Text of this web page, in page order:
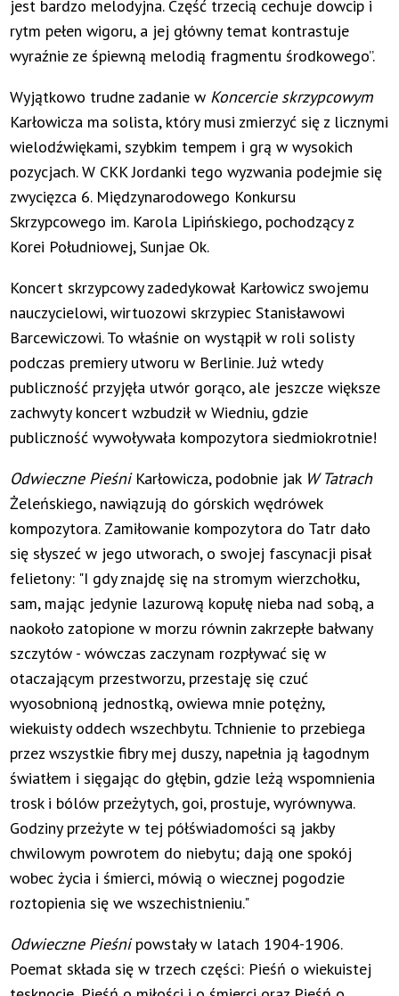
jest bardzo melodyjna. Część trzecią cechuje dowcip i
rytm pełen wigoru, a jej główny temat kontrastuje
wyraźnie ze śpiewną melodią fragmentu środkowego”.
Wyjątkowo trudne zadanie w Koncercie skrzypcowym
Karłowicza ma solista, który musi zmierzyć się z licznymi
wielodźwiękami, szybkim tempem i grą w wysokich
pozycjach. W CKK Jordanki tego wyzwania podejmie się
zwycięzca 6. Międzynarodowego Konkursu
Skrzypcowego im. Karola Lipińskiego, pochodzący z
Korei Południowej, Sunjae Ok.
Koncert skrzypcowy zadedykował Karłowicz swojemu
nauczycielowi, wirtuozowi skrzypiec Stanisławowi
Barcewiczowi. To właśnie on wystąpił w roli solisty
podczas premiery utworu w Berlinie. Już wtedy
publiczność przyjęła utwór gorąco, ale jeszcze większe
zachwyty koncert wzbudził w Wiedniu, gdzie
publiczność wywoływała kompozytora siedmiokrotnie!
Odwieczne PieśniKarłowicza, podobnie jak W Tatrach
Żeleńskiego, nawiązują do górskich wędrówek
kompozytora. Zamiłowanie kompozytora do Tatr dało
się słyszeć w jego utworach, o swojej fascynacji pisał
felietony: "I gdy znajdę się na stromym wierzchołku,
sam, mając jedynie lazurową kopułę nieba nad sobą, a
naokoło zatopione w morzu równin zakrzepłe bałwany
szczytów - wówczas zaczynam rozpływać się w
otaczającym przestworzu, przestaję się czuć
wyosobnioną jednostką, owiewa mnie potężny,
wiekuisty oddech wszechbytu. Tchnienie to przebiega
przez wszystkie fibry mej duszy, napełnia ją łagodnym
światłem i sięgając do głębin, gdzie leżą wspomnienia
trosk i bólów przeżytych, goi, prostuje, wyrównywa.
Godziny przeżyte w tej półświadomości są jakby
chwilowym powrotem do niebytu; dają one spokój
wobec życia i śmierci, mówią o wiecznej pogodzie
roztopienia się we wszechistnieniu."
Odwieczne Pieśnipowstały w latach 1904-1906.
Poemat składa się w trzech części: Pieśń o wiekuistej